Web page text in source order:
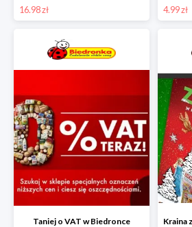
16.98 zł 4.99 zł
Taniej o VAT w Biedronce